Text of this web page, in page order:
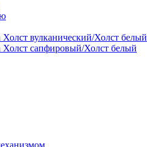
вулканический/Холст белый
сапфировый/Холст белый